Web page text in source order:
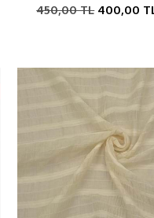
450,00 TL 400,00